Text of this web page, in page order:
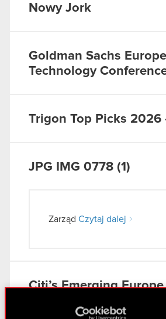
Nowy Jork
Goldman Sachs
Technology
Trigon Top Picks 2026
JPG IMG 0778 (1)
Zarząd Czytaj dalej
Citi’s Emerging Europe